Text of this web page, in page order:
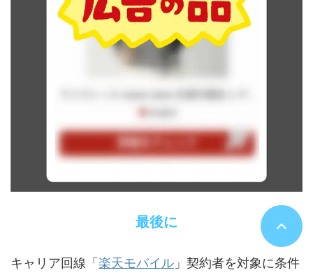
最後に
キャリア回線「 楽天モバイル 」契約者を対象に条件